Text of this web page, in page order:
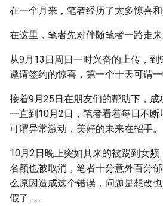
在一个月来，笔者经历了太多惊喜和
在这里，笔者先对伴随笔者一路走来
从9月13日周日一时兴奋的上传，
邀请签约的惊喜，第一个十天可谓一
接着9月25日在朋友们的帮助下，成
一直到10月2日，笔者看着每日不
可谓异常激动，美好的未来在招手。
10月2日晚上突如其来的被踢到女
名额也被取消，笔者十分意外百分
么原因造成这个错误，问题是想改
假了……